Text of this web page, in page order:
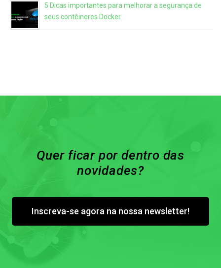
5 Dicas importantes para melhorar a segurança de
seus contêineres Docker
Quer ficar por dentro das
novidades?
Inscreva-se agora na nossa newsletter!